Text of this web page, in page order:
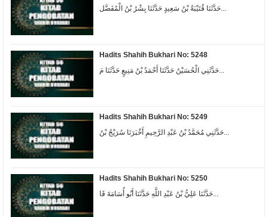
حَدَّثَنَا قُتَيْبَةُ بْنُ سَعِيدٍ حَدَّثَنَا بِشْرُ بْنُ الْمُفَضَّل...
Hadits Shahih Bukhari No: 5248
Hadits Shahih Bukhari No: 5249
Hadits Shahih Bukhari No: 5250
حَدَّثَنَا عَلِيُّ بْنُ عَبْدِ اللَّهِ حَدَّثَنَا أَبُو أُسَامَةَ قَا...